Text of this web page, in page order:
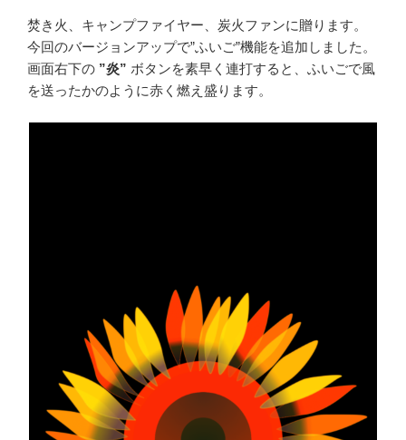
焚き火、キャンプファイヤー、炭火ファンに贈ります。
今回のバージョンアップで”ふいご”機能を追加しました。
画面右下の ”炎” ボタンを素早く連打すると、ふいごで風
を送ったかのように赤く燃え盛ります。